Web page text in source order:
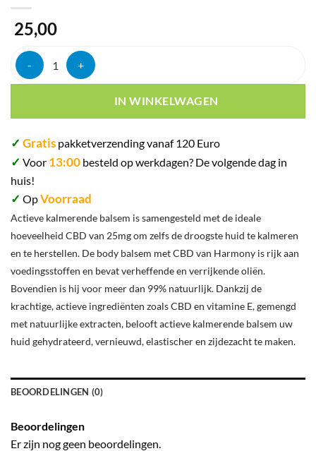
25,00
Harmony 'ultra nourishing intensive balm' huidbalsem 25mg cbd
IN WINKELWAGEN
✓ Gratis pakketverzending vanaf 120 Euro
✓ Voor 13:00 besteld op werkdagen? De volgende dag in
huis!
✓ OpVoorraad
Actieve kalmerende balsem is samengesteld met de ideale
hoeveelheid CBD van 25mg om zelfs de droogste huid te kalmeren
en te herstellen. De body balsem met CBD van Harmony is rijk aan
voedingsstoffen en bevat verheffende en verrijkende oliën.
Bovendien is hij voor meer dan 99% natuurlijk. Dankzij de
krachtige, actieve ingrediënten zoals CBD en vitamine E, gemengd
met natuurlijke extracten, belooft actieve kalmerende balsem uw
huid gehydrateerd, vernieuwd, elastischer en zijdezacht te maken.
BEOORDELINGEN (0)
Beoordelingen
Er zijn nog geen beoordelingen.